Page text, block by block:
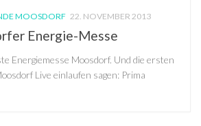
MOOSDORF 22. NOVEMBER 2013
Energie-Messe
Energiemesse Moosdorf. Und die ersten
Live einlaufen sagen: Prima